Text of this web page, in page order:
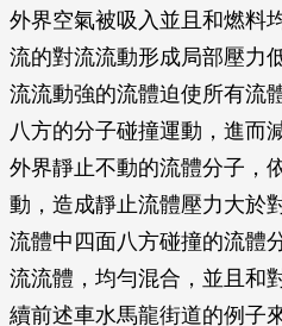
外界空氣被吸入並且和燃料
流的對流流動形成局部壓力
流流動強的流體迫使所有流
八方的分子碰撞運動，進而
外界靜止不動的流體分子，
動，造成靜止流體壓力大於
流體中四面八方碰撞的流體
流流體，均勻混合，並且和
續前述車水馬龍街道的例子